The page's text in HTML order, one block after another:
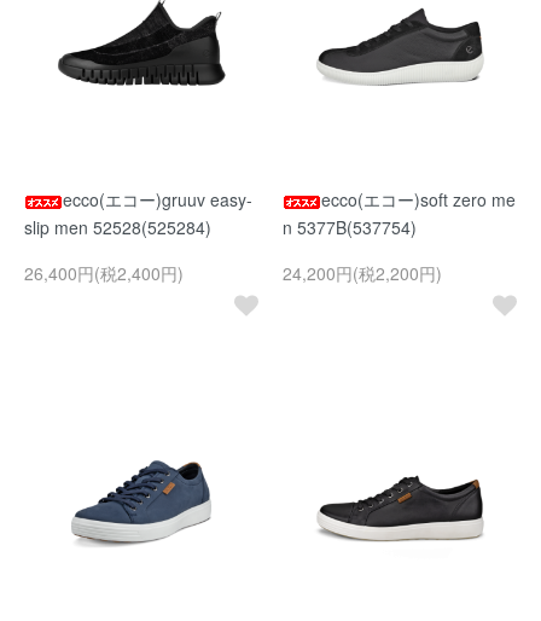
ecco(エコー)gruuv easy-
slip men 52528(525284)
26,400円(税2,400円)
ecco(エコー)soft zero me
n 5377B(537754)
24,200円(税2,200円)